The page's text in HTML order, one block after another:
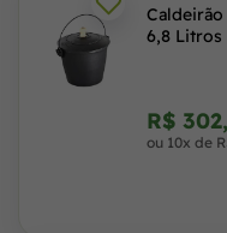
6,8 Litros
R$
ou 10x de